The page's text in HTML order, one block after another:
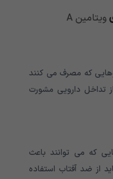
ویتامین A
که مصرف می کنند
تداخل دارویی مشورت
که می توانند باعث
از ضد آفتاب استفاده